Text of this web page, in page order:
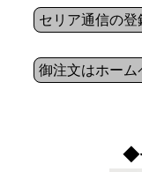
セリア通信の
御注文はホーム
◆